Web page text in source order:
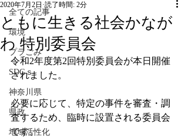
全ての記事
環境
プラごみ
SDGｓ
神奈川県
県政
地域活性化
ともに生きる社会かなが
わ 特別委員会
2020年7月2日 読了時間: 2分
令和2年度第2回特別委員会が本日開催
されました。
必要に応じて、特定の事件を審査・調
査するため、臨時に設置される委員会
です。